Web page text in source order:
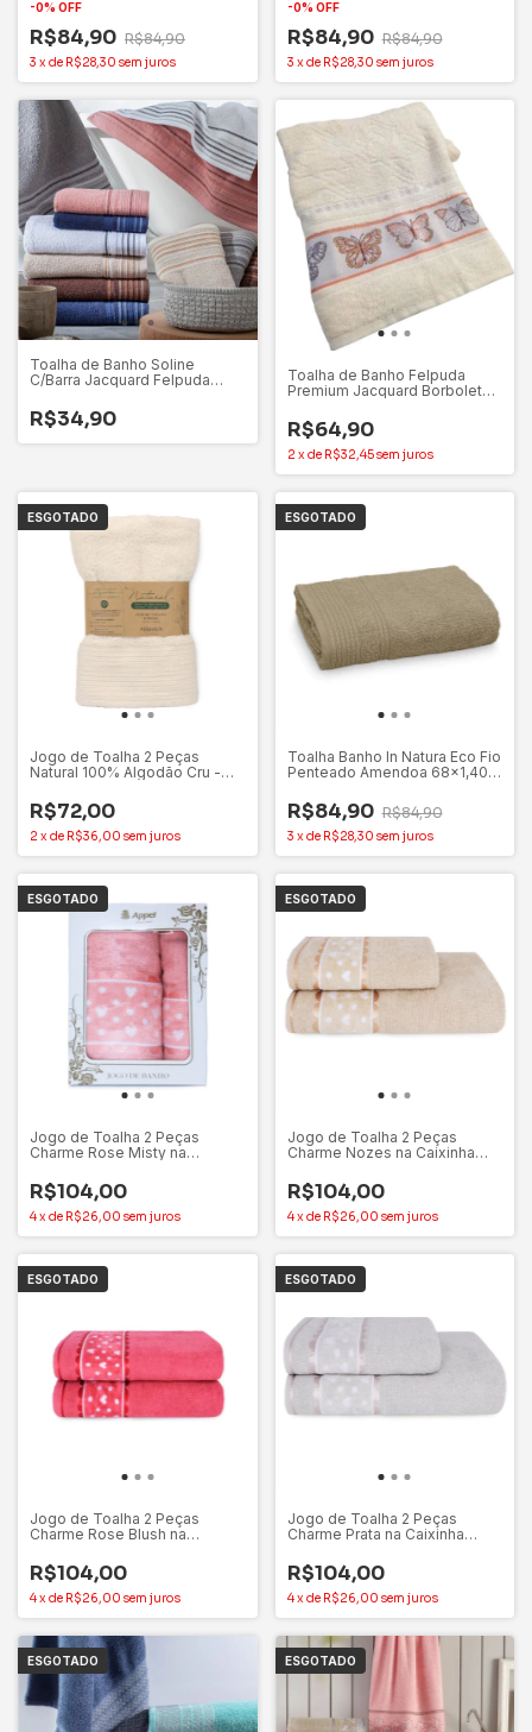
-0% OFF
R$84,90 R$84,90
3 xde R$28,30 sem juros
-0% OFF
R$84,90 R$84,90
3 xde R$28,30 sem juros
Toalha de Banho Soline
C/Barra Jacquard Felpuda
R$34,90
Toalha de Banho Felpuda
Premium Jacquard Borboletas
R$64,90
2 xde R$32,45sem juros
ESGOTADO
Jogo de Toalha 2 Peças
Natural 100% Algodão Cru -
R$72,00
2 x de R$36,00 sem juros
ESGOTADO
Toalha Banho In Natura Eco Fio
Penteado Amendoa 68x1,40-
R$84,90 R$84,90
3 x de R$28,30 sem juros
ESGOTADO
Jogo de Toalha 2 Peças
Charme Rose Misty na
R$104,00
4xde R$26,00 sem juros
ESGOTADO
Jogo de Toalha 2 Peças
Charme Nozes na Caixinha
R$104,00
4xde R$26,00 sem juros
ESGOTADO
Jogo de Toalha 2 Peças
Charme Rose Blush na
R$104,00
4x de R$26,00 sem juros
ESGOTADO
Jogo de Toalha 2 Peças
Charme Prata na Caixinha
R$104,00
4x de R$26,00 sem juros
ESGOTADO ESGOTADO